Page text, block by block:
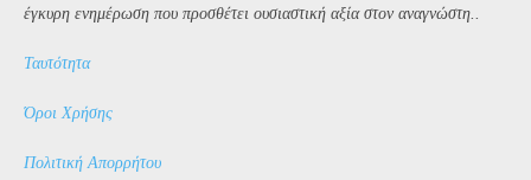
έγκυρη ενημέρωση που προσθέτει ουσιαστική αξία στον αναγνώστη..
Ταυτότητα
Όροι Χρήσης
Πολιτική Απορρήτου